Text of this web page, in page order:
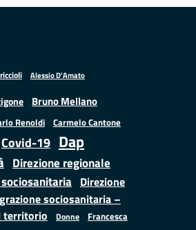
Alessio D'Amato
Bruno Mellano
Renoldi Carmelo Cantone
Covid-19 Dap
Direzione regionale
Direzione
sociosanitaria –
territorio
Donne
Francesca